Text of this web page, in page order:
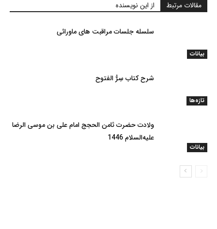
مقالات مرتبط از این نویسنده
بیانات
سلسله جلسات مراقبت های ماورائی
تازه‌ها
شرح کتاب سِرُّ الفتوح
بیانات
ولادت حضرت ثامن الحجج امام علی بن موسی الرضا
علیه‌السلام 1446